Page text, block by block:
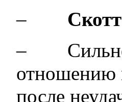
–
–
отношению
после